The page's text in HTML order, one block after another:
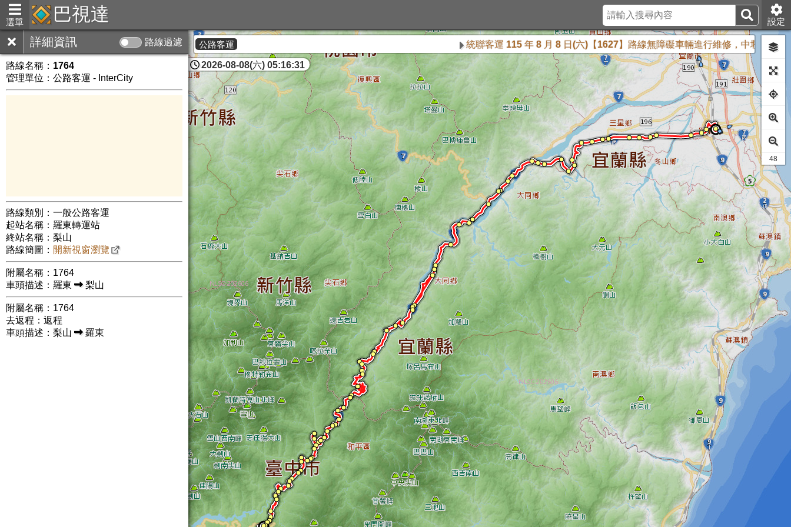
選單 巴視達 設定
詳細資訊 路線過濾
路線名稱： 1764
管理單位：公路客運 - InterCity
路線類別：一般公路客運
起站名稱：羅東轉運站
終站名稱：梨山
路線簡圖： 開新視窗瀏覽
附屬名稱：1764
車頭描述：羅東
梨山
附屬名稱：1764
去返程：返程
車頭描述：梨山
羅東
公路客運 統聯客運 115 年 8 月 8 日(六)【1627】路線無障礙車輛進行維修，中壢服務區端
2026-08-08(六) 05:16:32
44